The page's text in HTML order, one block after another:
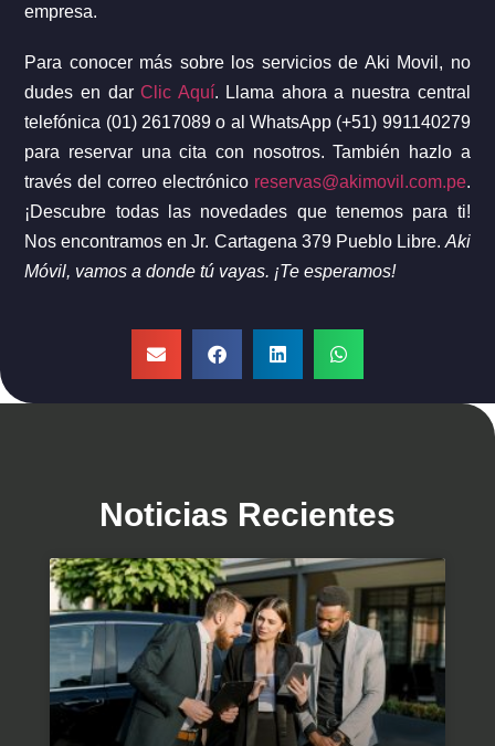
empresa.
Para conocer más sobre los servicios de Aki Movil, no
dudes en darClic Aquí. Llama ahora a nuestra central
telefónica (01) 2617089 o al WhatsApp (+51) 991140279
para reservar una cita con nosotros. También hazlo a
través del correo electrónico reservas@akimovil.com.pe.
¡Descubre todas las novedades que tenemos para ti!
Nos encontramos en Jr. Cartagena 379 Pueblo Libre. Aki
Móvil, vamos a donde tú vayas. ¡Te esperamos!
Noticias Recientes